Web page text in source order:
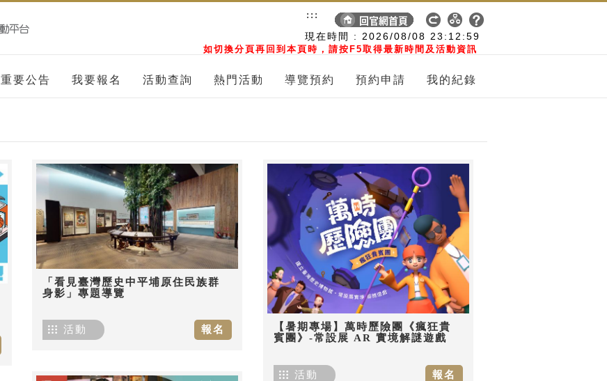
現在時間 : 2026/08/08 23:12:59
如切換分頁再回到本頁時，請按F5取得最新時間及活動資訊
:::
重要公告 我要報名 活動查詢 熱門活動 導覽預約 預約申請 我的紀錄
「看見臺灣歷史中平埔原住民族群
身影」專題導覽
報名
活動
【暑期專場】萬時歷險團《瘋狂貴
賓團》-常設展 AR 實境解謎遊戲
報名
活動